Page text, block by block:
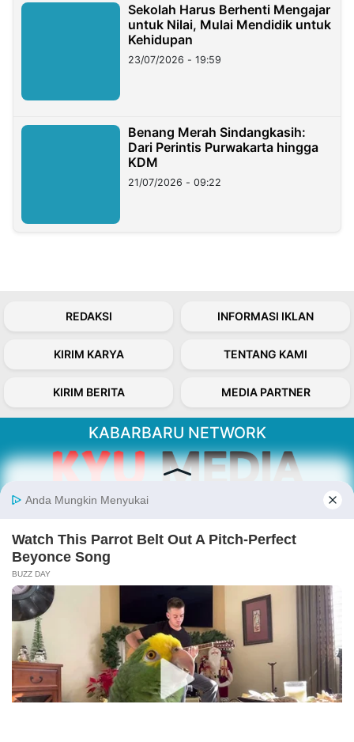
Sekolah Harus Berhenti Mengajar
untuk Nilai, Mulai Mendidik untuk
Kehidupan
23/07/2026 - 19:59
Benang Merah Sindangkasih:
Dari Perintis Purwakarta hingga
KDM
21/07/2026 - 09:22
REDAKSI INFORMASI IKLAN
KIRIM KARYA TENTANG KAMI
KIRIM BERITA MEDIA PARTNER
KABARBARU NETWORK
Kabarbaru.co menyajikan berita aktual dan
inspiratif dari sudut pandang berbaik sangka
Follow Kabarbaru